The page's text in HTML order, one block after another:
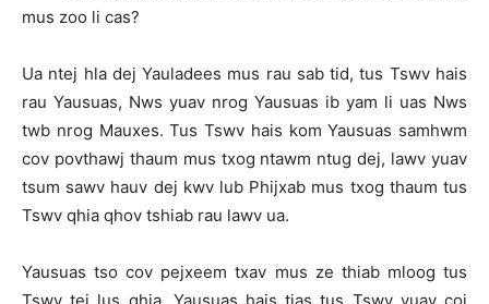
mus zoo li cas?
Ua ntej hla dej Yauladees mus rau sab tid, tus Tswv hais
rau Yausuas, Nws yuav nrog Yausuas ib yam li uas Nws
twb nrog Mauxes. Tus Tswv hais kom Yausuas samhwm
cov povthawj thaum mus txog ntawm ntug dej, lawv yuav
tsum sawv hauv dej kwv lub Phijxab mus txog thaum tus
Tswv qhia qhov tshiab rau lawv ua.
Yausuas tso cov pejxeem txav mus ze thiab mloog tus